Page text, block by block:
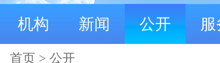
机构 新闻 公开
首页 > 公开